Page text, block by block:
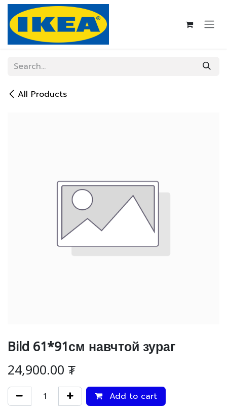
Skip to Content
All Products
Bild 61*91см навчтой зураг
24,900.00₮
Add to cart